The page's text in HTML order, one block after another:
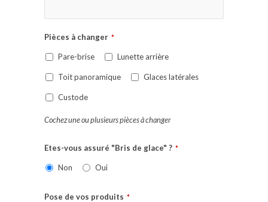
Pièces à changer *
Pare-brise Lunette arrière
Toit panoramique Glaces latérales
Custode
Cochez une ou plusieurs pièces à changer
Etes-vous assuré "Bris de glace" ? *
Non Oui
Pose de vos produits *